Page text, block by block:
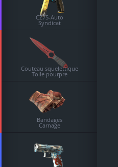
CZ75-Auto
Syndicat
Couteau squelettique
Toile pourpre
Bandages
Carnage